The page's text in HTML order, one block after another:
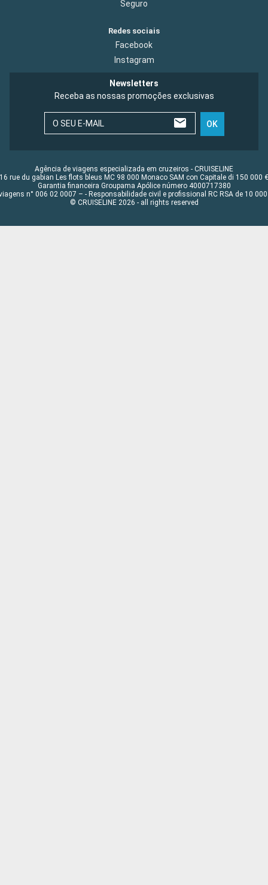
Seguro
Redes sociais
Facebook
Instagram
Newsletters
Receba as nossas promoções exclusivas
O SEU E-MAIL OK
Agência de viagens especializada em cruzeiros - CRUISELINE
16 rue du gabian Les flots bleus MC 98 000 Monaco SAM con Capitale di 150 000 €
Garantia financeira Groupama Apólice número 4000717380
n° 006 02 0007 – - Responsabilidade civil e profissional RC RSA de 10 000
© CRUISELINE 2026 - all rights reserved